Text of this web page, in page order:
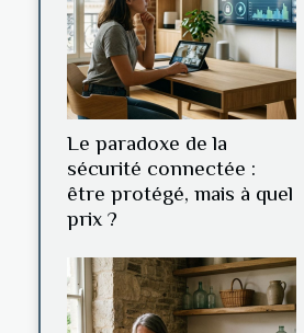
Le paradoxe de la
sécurité connectée :
être protégé, mais à quel
prix ?